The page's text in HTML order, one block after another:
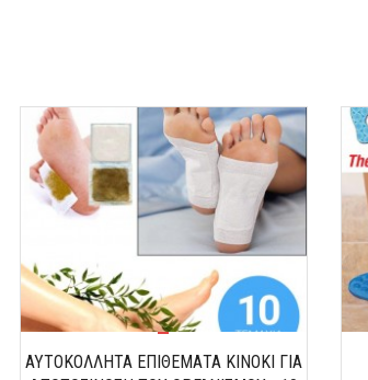
ΑΥΤΟΚΟΛΛΗΤΑ ΕΠΙΘΕΜΑΤΑ KINOKI ΓΙΑ